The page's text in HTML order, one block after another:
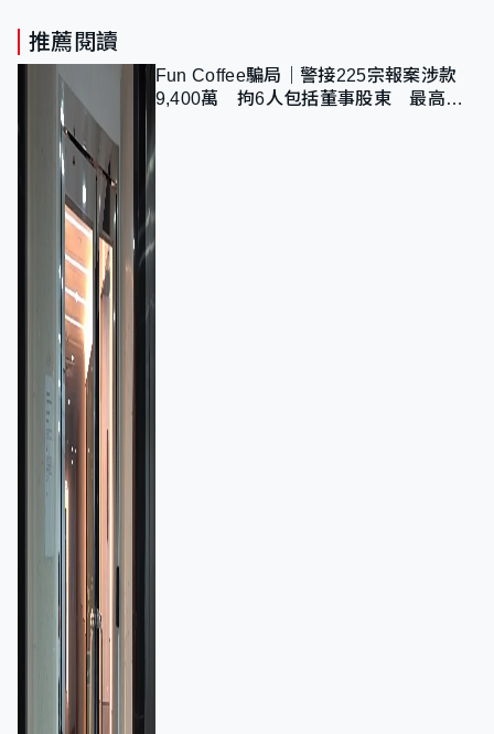
推薦閱讀
Fun Coffee騙局｜警接225宗報案涉款
9,400萬 拘6人包括董事股東 最高金